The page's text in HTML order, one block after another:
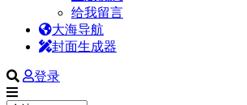
给我留言
大海导航
封面生成器
登录